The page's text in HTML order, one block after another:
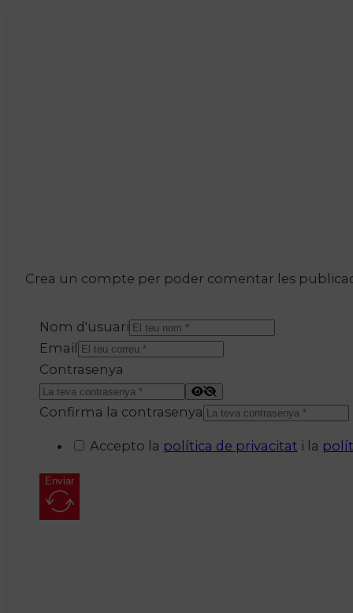
Crea un compte per poder comentar les
Nom d'usuari
Email
Contrasenya
Confirma la contrasenya
Accepto la política de privacitat i la
Enviar